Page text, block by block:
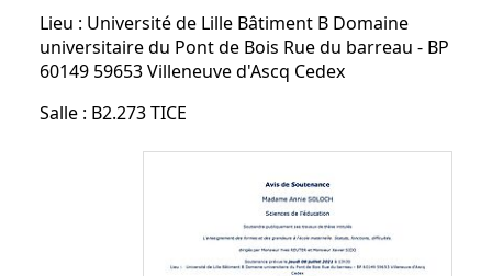
Lieu : Université de Lille Bâtiment B Domaine
universitaire du Pont de Bois Rue du barreau - BP
60149 59653 Villeneuve d'Ascq Cedex
Salle : B2.273 TICE